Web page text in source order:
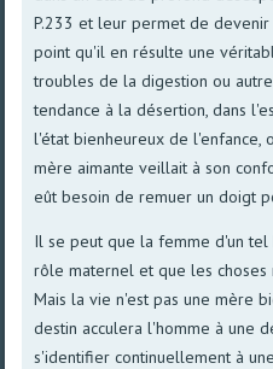
P.233 et leur permet de
point qu'il en résulte une
troubles de la digestion ou
tendance à la désertion, dans
l'état bienheureux de l'enfance,
mère aimante veillait à son
eût besoin de remuer un doigt
Il se peut que la femme d'un
rôle maternel et que les choses
Mais la vie n'est pas une mère
destin acculera l'homme à une
s'identifier continuellement à